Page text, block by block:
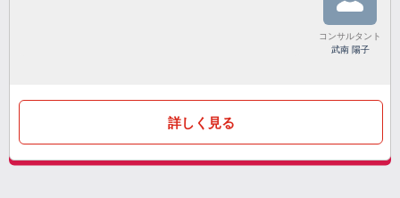
コンサルタント
武南 陽子
詳しく見る